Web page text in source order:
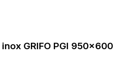
GRIFO PGI 950x600